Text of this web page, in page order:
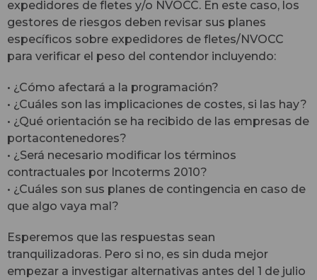
expedidores de fletes y/o NVOCC. En este caso, los
gestores de riesgos deben revisar sus planes
específicos sobre expedidores de fletes/NVOCC
para verificar el peso del contendor incluyendo:
• ¿Cómo afectará a la programación?
• ¿Cuáles son las implicaciones de costes, si las hay?
• ¿Qué orientación se ha recibido de las empresas de
portacontenedores?
• ¿Será necesario modificar los términos
contractuales por Incoterms 2010?
• ¿Cuáles son sus planes de contingencia en caso de
que algo vaya mal?
Esperemos que las respuestas sean
tranquilizadoras. Pero si no, es sin duda mejor
empezar a investigar alternativas antes del 1 de julio